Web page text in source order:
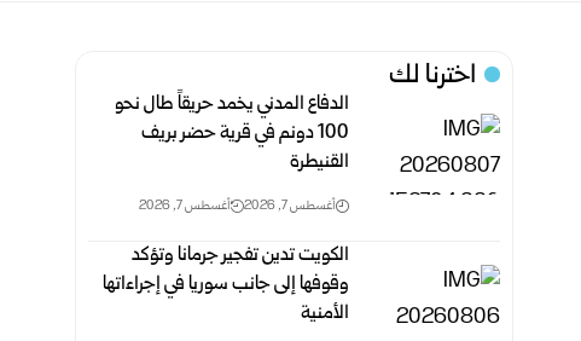
اخترنا لك
الدفاع المدني يخمد حريقاً طال نحو
100 دونم في قرية حضر بريف
‏القنيطرة
أغسطس 7, 2026 أغسطس 7, 2026
الكويت تدين تفجير جرمانا وتؤكد
وقوفها إلى جانب سوريا في إجراءاتها
الأمنية